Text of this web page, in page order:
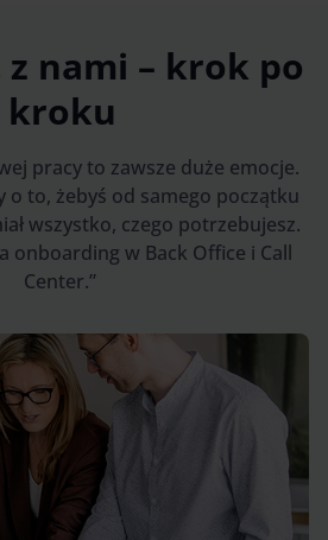
nami – krok po
kroku
pracy to zawsze duże emocje.
o to, żebyś od samego początku
wszystko, czego potrzebujesz.
onboarding w Back Office i Call
Center.”